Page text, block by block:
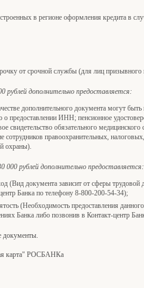
в регионе оформления кредита в
от срочной службы (для лиц призывного
рублей дополнительно предоставляется:
дополнительного документа могут быть
о предоставлении ИНН; пенсионное
свидетельство обязательного
сотрудников правоохранительных,
охраны).
000 рублей дополнительно предоставляется:
(Вид документа зависит от сферы
Банка по телефону 8-800-200-54-34);
(Необходимость предоставления
Банка либо позвонив в Контакт-центр
документы.
карта" РОСБАНКа